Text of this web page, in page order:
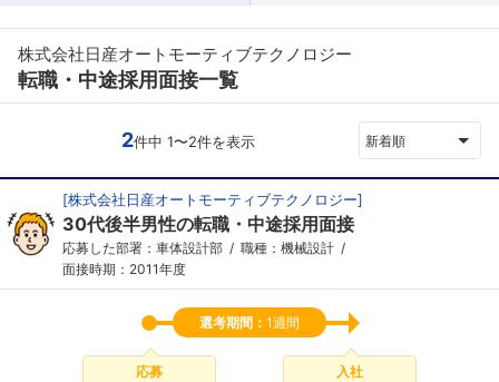
株式会社日産オートモーティブテクノロジー
転職・中途採用面接一覧
2件中 1〜2件を表示 新着順
[株式会社日産オートモーティブテクノロジー]
30代後半男性の転職・中途採用面接
応募した部署：車体設計部
職種：機械設計
面接時期：2011年度
選考期間： 1週間
応募 入社